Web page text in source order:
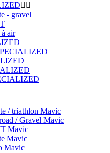
 
- gravel
air
/ triathlon Mavic
/ Gravel Mavic
Mavic
Mavic
Mavic